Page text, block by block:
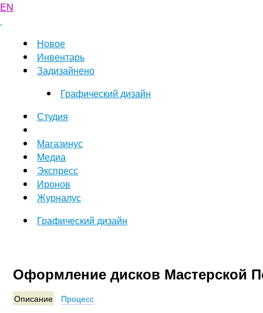
EN
Новое
Инвентарь
Задизайнено
Графический дизайн
Студия
Магазинус
Медиа
Экспресс
Иронов
Журналус
Графический дизайн
Оформление дисков Мастерской
Описание Процесс